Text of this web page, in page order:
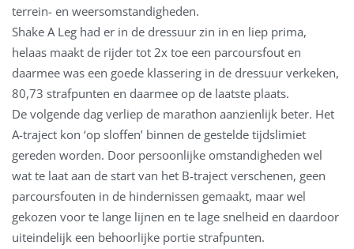
terrein- en weersomstandigheden.
Shake A Leg had er in de dressuur zin in en liep prima,
helaas maakt de rijder tot 2x toe een parcoursfout en
daarmee was een goede klassering in de dressuur verkeken,
80,73 strafpunten en daarmee op de laatste plaats.
De volgende dag verliep de marathon aanzienlijk beter. Het
A-traject kon ‘op sloffen’ binnen de gestelde tijdslimiet
gereden worden. Door persoonlijke omstandigheden wel
wat te laat aan de start van het B-traject verschenen, geen
parcoursfouten in de hindernissen gemaakt, maar wel
gekozen voor te lange lijnen en te lage snelheid en daardoor
uiteindelijk een behoorlijke portie strafpunten.